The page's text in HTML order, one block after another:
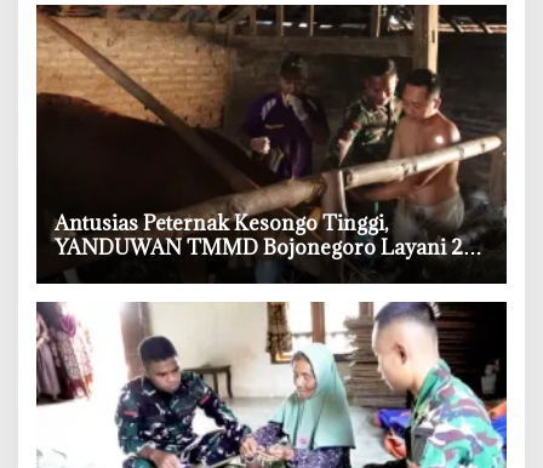
‎Antusias Peternak Kesongo Tinggi,
YANDUWAN TMMD Bojonegoro Layani 278
Ternak